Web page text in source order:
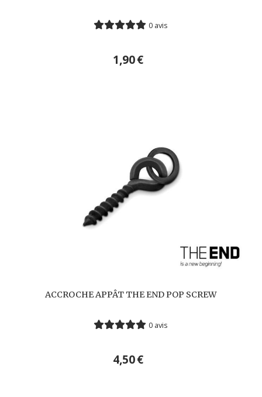
0 avis
1,90€
ACCROCHE APPÂT THE END POP SCREW
0 avis
4,50€